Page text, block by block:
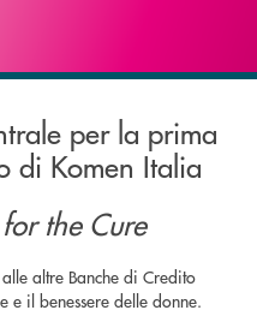
per la prima
di Komen Italia
the Cure
altre Banche di Credito
il benessere delle donne.